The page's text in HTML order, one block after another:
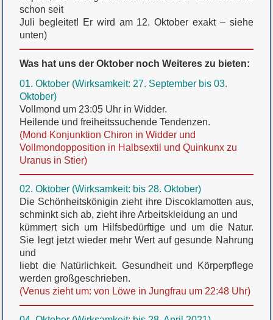
schon seit
Juli begleitet! Er wird am 12. Oktober exakt – siehe
unten)
Was hat uns der Oktober noch Weiteres zu bieten:
01. Oktober (Wirksamkeit: 27. September bis 03.
Oktober)
Vollmond um 23:05 Uhr in Widder.
Heilende und freiheitssuchende Tendenzen.
(Mond Konjunktion Chiron in Widder und
Vollmondopposition in Halbsextil und Quinkunx zu
Uranus in Stier)
02. Oktober (Wirksamkeit: bis 28. Oktober)
Die Schönheitskönigin zieht ihre Discoklamotten aus,
schminkt sich ab, zieht ihre Arbeitskleidung an und
kümmert sich um Hilfsbedürftige und um die Natur.
Sie legt jetzt wieder mehr Wert auf gesunde Nahrung
und
liebt die Natürlichkeit. Gesundheit und Körperpflege
werden großgeschrieben.
(Venus zieht um: von Löwe in Jungfrau um 22:48 Uhr)